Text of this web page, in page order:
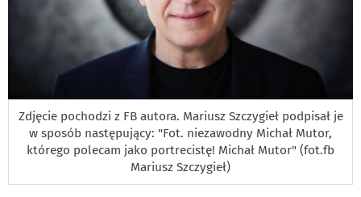
Zdjęcie pochodzi z FB autora. Mariusz Szczygieł podpisał je
w sposób następujący: "Fot. niezawodny Michał Mutor,
którego polecam jako portrecistę! Michał Mutor" (fot.fb
Mariusz Szczygieł)